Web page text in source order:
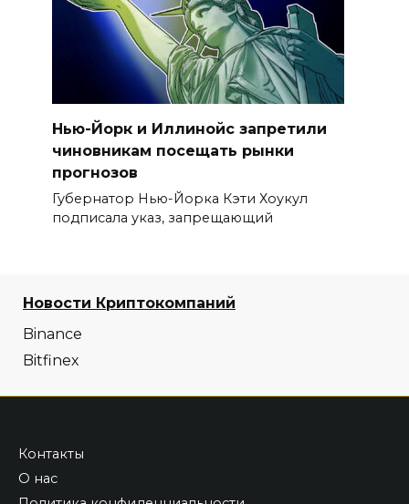
Нью-Йорк и Иллинойс запретили
чиновникам посещать рынки
прогнозов
Губернатор Нью-Йорка Кэти Хоукул
подписала указ, запрещающий
Новости Криптокомпаний
Binance
Bitfinex
Контакты
О нас